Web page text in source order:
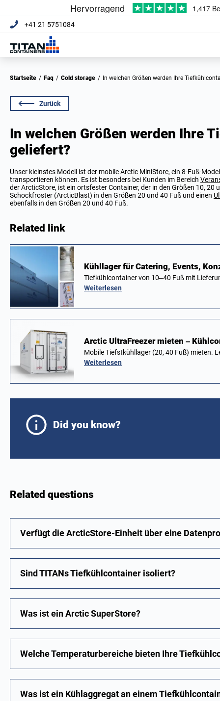
+41 21 5751084
Startseite / Faq / Cold storage / In welchen Größen werden Ihre
Zurück
In welchen Größen werden Ihre
geliefert?
Unser kleinstes Modell ist der mobile Arctic MiniStore, ein 8-Fuß-
transportieren können. Es ist besonders bei Kunden im Bereich
der ArcticStore, ist ein ortsfester Container, der in den Größen 10, 20
Schockfroster (ArcticBlast) in den Größen 20 und 40 Fuß und einen
ebenfalls in den Größen 20 und 40 Fuß.
Related link
Kühllager für Catering, Events,
Tiefkühlcontainer von 10–40 Fuß mit
Weiterlesen
Arctic UltraFreezer mieten –
Mobile Tiefstkühllager (20, 40 Fuß) mieten.
Weiterlesen
Did you know?
Related questions
Verfügt die ArcticStore-Einheit über eine
Sind TITANs Tiefkühlcontainer isoliert?
Was ist ein Arctic SuperStore?
Welche Temperaturbereiche bieten Ihre
Was ist ein Kühlaggregat an einem